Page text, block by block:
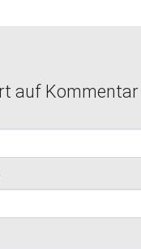
auf Kommentar